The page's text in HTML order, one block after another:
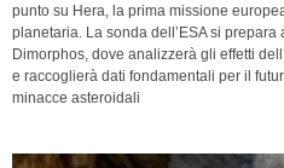
punto su Hera, la prima missione
planetaria. La sonda dell’ESA si
Dimorphos, dove analizzerà gli effetti
e raccoglierà dati fondamentali per il
minacce asteroidali